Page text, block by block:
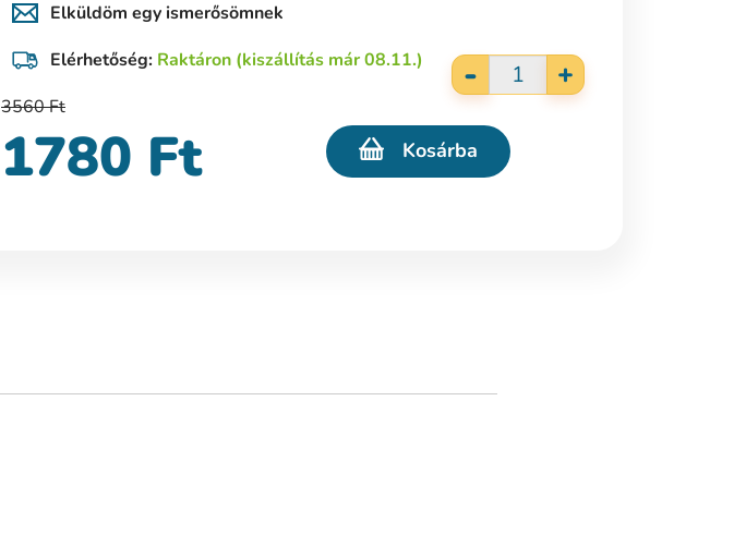
Elküldöm egy ismerősömnek
Elérhetőség: Raktáron (kiszállítás már 08.11.) - +
3560 Ft
1780 Ft Kosárba